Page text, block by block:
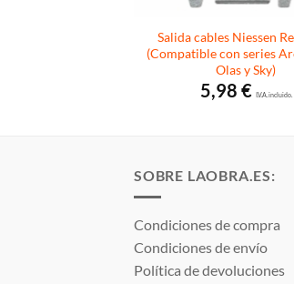
Salida cables Niessen
(Compatible con series
Olas y Sky)
5,98 €I.V.A. incluido.
SOBRE LAOBRA.ES:
Condiciones de compra
Condiciones de envío
Política de devoluciones